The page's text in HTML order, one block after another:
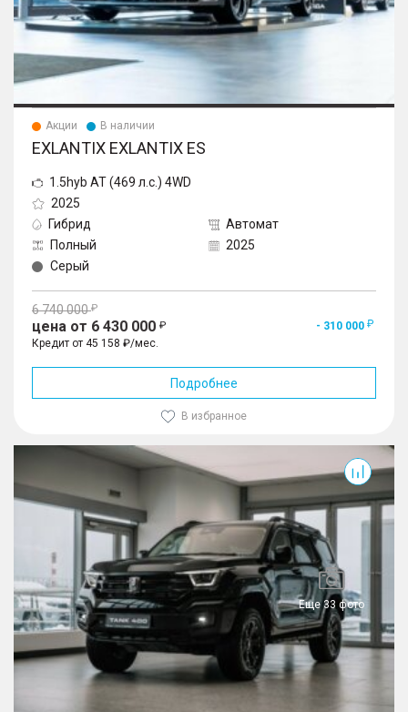
Акции В наличии
EXLANTIX EXLANTIX ES
1.5hyb AT (469 л.с.) 4WD
2025
Гибрид
Автомат
Полный
2025
Серый
6 740 000
цена от 6 430 000
- 310 000
Кредит от 45 158 ₽/мес.
Подробнее
В избранное
Еще 33 фото